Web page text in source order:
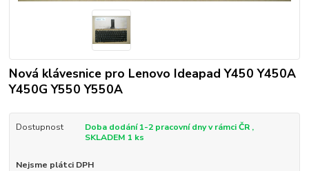
Nová klávesnice pro Lenovo Ideapad Y450 Y450A
Y450G Y550 Y550A
Dostupnost
Doba dodání 1-2 pracovní dny v rámci ČR ,
SKLADEM 1 ks
Nejsme plátci DPH